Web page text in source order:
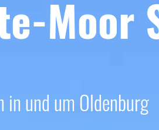
Moor
in und um Oldenburg